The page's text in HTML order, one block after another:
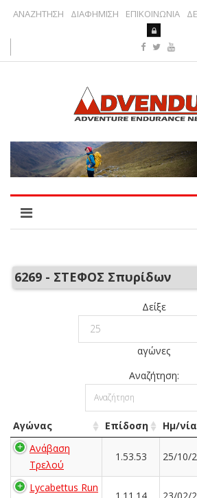
ΑΝΑΖΗΤΗΣΗ ΔΙΑΦΗΜΙΣΗ ΕΠΙΚΟΙΝΩΝΙΑ
6269 - ΣΤΕΦΟΣ Σπυρίδων
Δείξε
αγώνες
Αναζήτηση:
Αγώνας Επίδοση Ημ/νία
Ανάβαση
Τρελού
1.53.53 25/10/
Lycabettus Run
1.11.14 23/02/